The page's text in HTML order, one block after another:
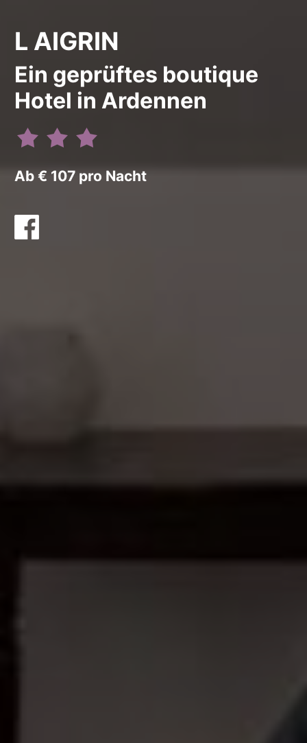
L AIGRIN
Ein geprüftes boutique
Hotel in Ardennen
Ab € 107 pro Nacht